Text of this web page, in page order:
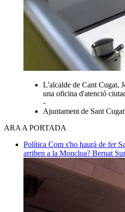
L'alcalde de Cant Cugat,
una oficina d'atenció
-
Ajuntament de Sant Cugat
ARA A PORTADA
Política Com s'ho haurà de fer
arriben a la Moncloa? Bernat